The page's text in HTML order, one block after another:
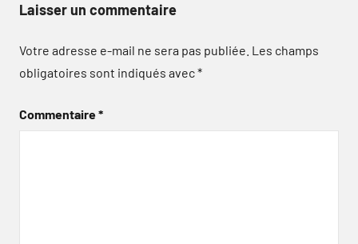
Laisser un commentaire
Votre adresse e-mail ne sera pas publiée. Les champs
obligatoires sont indiqués avec*
Commentaire*